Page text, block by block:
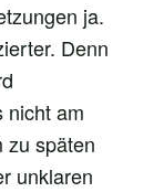
ja.
Denn
nicht am
zu späten
unklaren